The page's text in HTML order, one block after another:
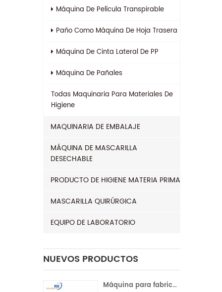
Máquina De Película Transpirable
Paño Como Máquina De Hoja Trasera
Máquina De Cinta Lateral De PP
Máquina De Pañales
Todas Maquinaria Para Materiales De
Higiene
MAQUINARIA DE EMBALAJE
MÁQUINA DE MASCARILLA
DESECHABLE
PRODUCTO DE HIGIENE MATERIA PRIMA
MASCARILLA QUIRÚRGICA
EQUIPO DE LABORATORIO
NUEVOS PRODUCTOS
Máquina para fabricar compresas sanitarias con servocontrol completo para la India | Operación automática